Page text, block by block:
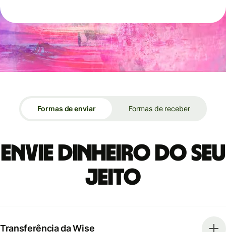
Formas de enviar Formas de receber
Envie dinheiro do seu
jeito
Transferência da Wise